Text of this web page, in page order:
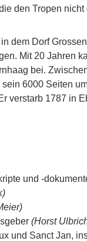
den Tropen
dem Dorf
Mit 20 Jahren
bei.
6000 Seiten
verstarb 1787 in
und -
(Horst
und Sanct Jan,